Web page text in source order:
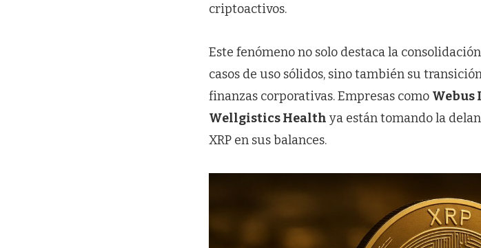
criptoactivos.
Este fenómeno no solo destaca la
casos de uso sólidos, sino también su
finanzas corporativas. Empresas como Webus
Wellgistics Health ya están tomando la
XRP en sus balances.